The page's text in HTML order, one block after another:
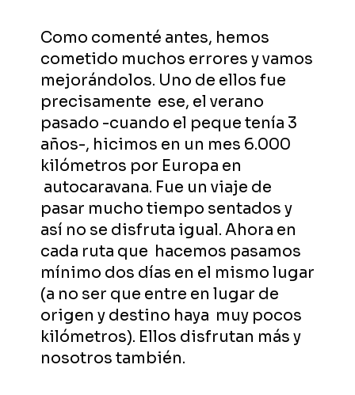
Como comenté antes, hemos
cometido muchos errores y vamos
mejorándolos. Uno de ellos fue
precisamente ese, el verano
pasado -cuando el peque tenía 3
años-, hicimos en un mes 6.000
kilómetros por Europa en
autocaravana. Fue un viaje de
pasar mucho tiempo sentados y
así no se disfruta igual. Ahora en
cada ruta que hacemos pasamos
mínimo dos días en el mismo lugar
(a no ser que entre en lugar de
origen y destino haya muy pocos
kilómetros). Ellos disfrutan más y
nosotros también.